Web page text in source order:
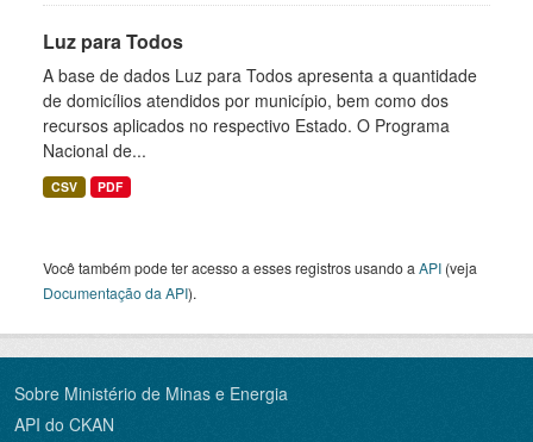
Luz para Todos
A base de dados Luz para Todos apresenta a quantidade
de domicílios atendidos por município, bem como dos
recursos aplicados no respectivo Estado. O Programa
Nacional de...
CSV PDF
Você também pode ter acesso a esses registros usando a API (veja
Documentação da API).
Sobre Ministério de Minas e Energia
API do CKAN